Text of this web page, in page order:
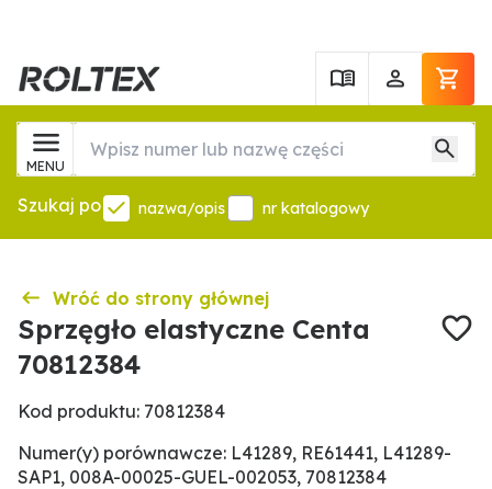
MENU
Szukaj po nazwa/opis nr katalogowy
Wróć do strony głównej
Sprzęgło elastyczne Centa
70812384
Kod produktu: 70812384
Numer(y) porównawcze: L41289, RE61441, L41289-
SAP1, 008A-00025-GUEL-002053, 70812384